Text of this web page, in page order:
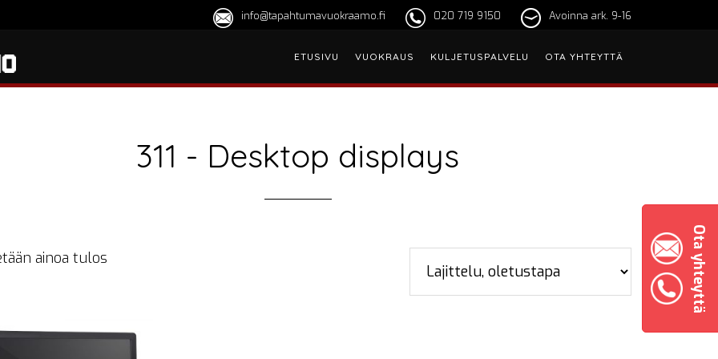
Ota yhteyttä
Avoinna ark. 9-16
020 719 9150
info@tapahtumavuokraamo.fi
ETUSIVU VUOKRAUS KULJETUSPALVELU OTA YHTEYTTÄ
311 - Desktop displays
ainoa tulos